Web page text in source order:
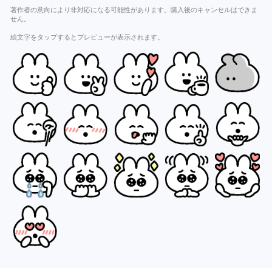
著作者の意向により非対応になる可能性があります。購入後のキャンセルはできま
せん。
絵文字をタップするとプレビューが表示されます。